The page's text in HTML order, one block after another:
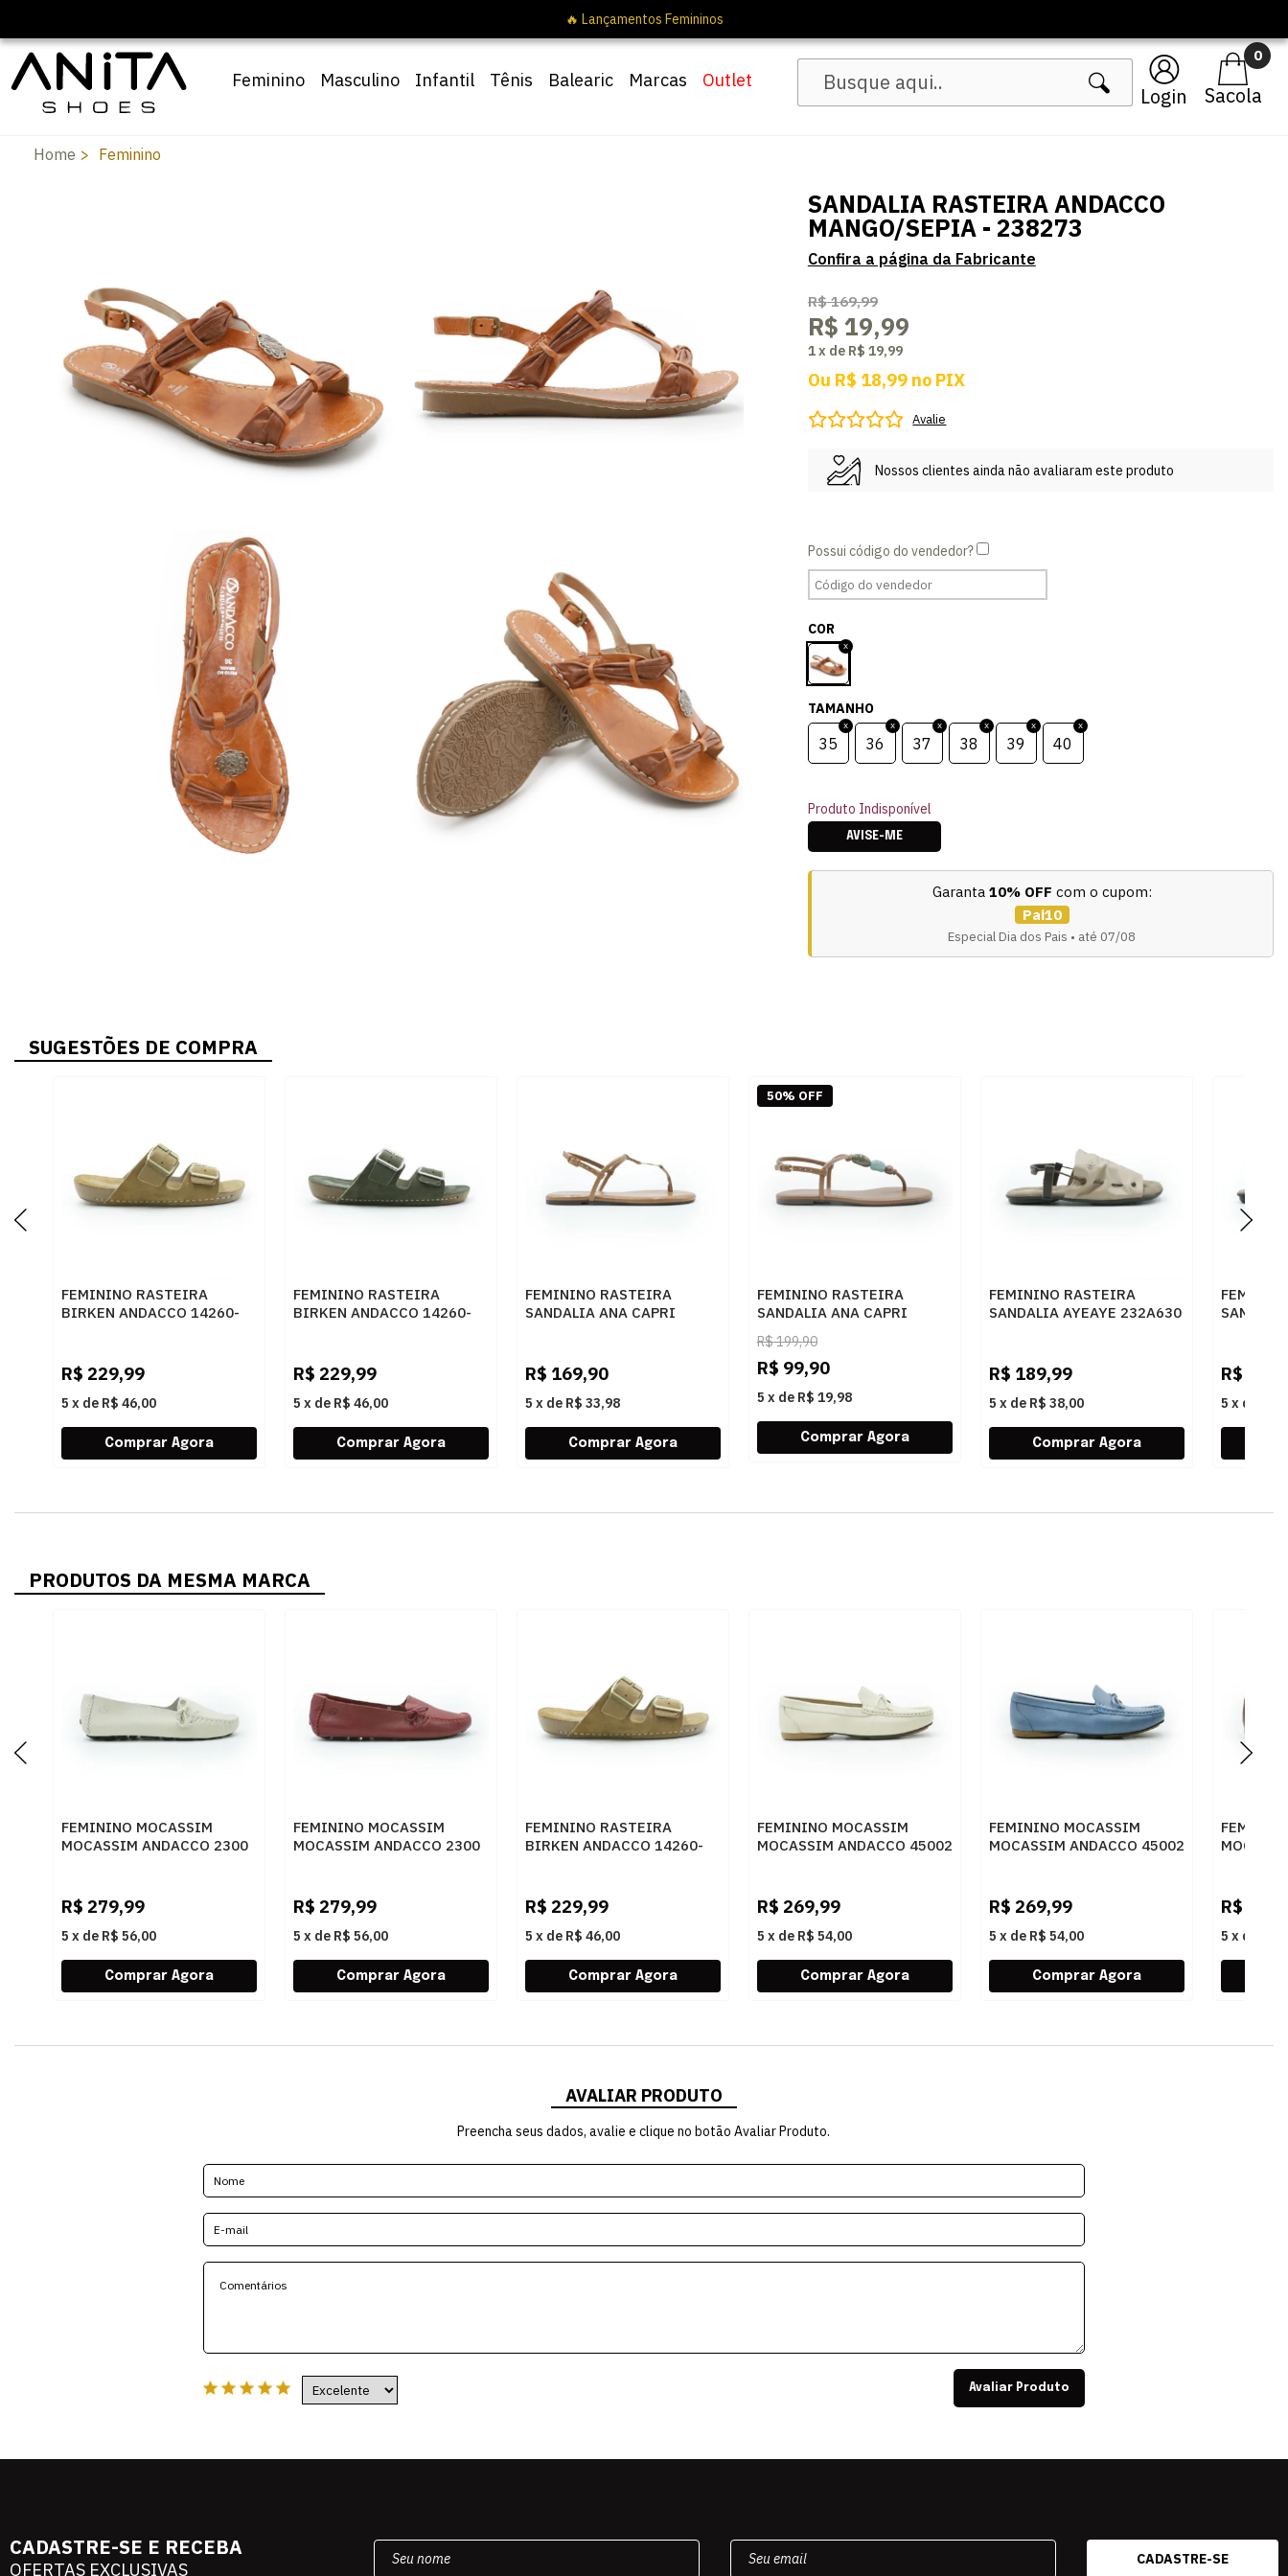
Login
0
Feminino Masculino Infantil Tênis Balearic Marcas Outlet
Home Feminino
SANDALIA RASTEIRA ANDACCO
MANGO/SEPIA - 238273
R$ 169,99
R$ 19,99
1x de R$ 19,99
Ou R$ 18,99 no PIX
Avalie
Nossos clientes ainda não avaliaram este produto
COR
TAMANHO
35 36 37 38 39 40
Produto Indisponível
AVISE-ME
Garanta 10% OFF com o cupom:
Pai10
Especial Dia dos Pais • até 07/08
SUGESTÕES DE COMPRA
FEMININO RASTEIRA
BIRKEN ANDACCO 14260-
R$ 229,99
5 x de R$ 46,00
FEMININO RASTEIRA
BIRKEN ANDACCO 14260-
R$ 229,99
5 x de R$ 46,00
FEMININO RASTEIRA
SANDALIA ANA CAPRI
R$ 169,90
5 x de R$ 33,98
FEMININO RASTEIRA
SANDALIA ANA CAPRI
C3029400270004 AC CUOIO
R$199,90
R$ 99,90
5 x de R$ 19,98
50% OFF
FEMININO RASTEIRA
SANDALIA AYEAYE 232A630
R$ 189,99
5 x de R$ 38,00
R$
5 x de
PRODUTOS DA MESMA MARCA
FEMININO MOCASSIM
MOCASSIM ANDACCO 2300
R$ 279,99
5 x de R$ 56,00
FEMININO MOCASSIM
MOCASSIM ANDACCO 2300
R$ 279,99
5 x de R$ 56,00
FEMININO RASTEIRA
BIRKEN ANDACCO 14260-
R$ 229,99
5 x de R$ 46,00
FEMININO MOCASSIM
MOCASSIM ANDACCO 45002
R$ 269,99
5 x de R$ 54,00
FEMININO MOCASSIM
MOCASSIM ANDACCO 45002
R$ 269,99
5 x de R$ 54,00
R$
5 x de
AVALIAR PRODUTO
Preencha seus dados, avalie e clique no botão Avaliar Produto.
Avaliar Produto
CADASTRE-SE E RECEBA
OFERTAS EXCLUSIVAS